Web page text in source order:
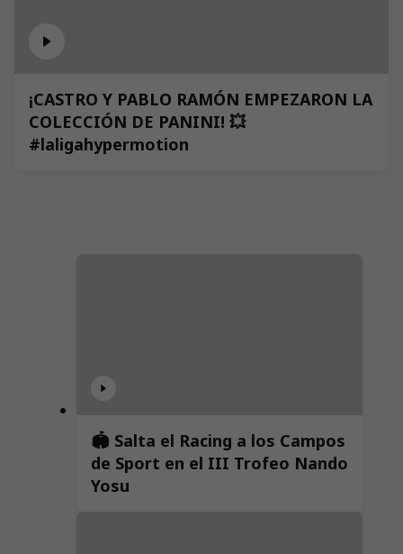
¡CASTRO Y PABLO RAMÓN EMPEZARON LA
COLECCIÓN DE PANINI! 💥
#laligahypermotion
🏟️ Salta el Racing a los Campos
de Sport en el III Trofeo Nando
Yosu